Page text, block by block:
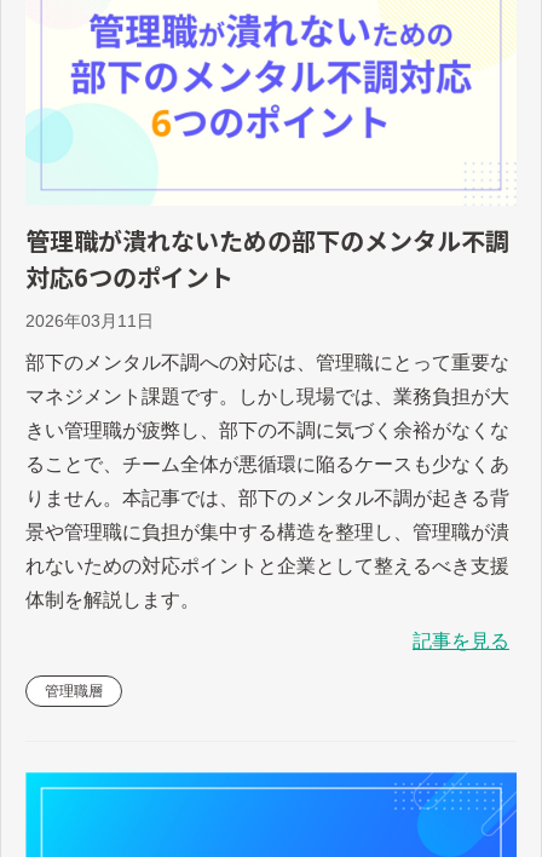
管理職が潰れないための部下のメンタル不調
対応6つのポイント
2026年03月11日
部下のメンタル不調への対応は、管理職にとって重要な
マネジメント課題です。しかし現場では、業務負担が大
きい管理職が疲弊し、部下の不調に気づく余裕がなくな
ることで、チーム全体が悪循環に陥るケースも少なくあ
りません。本記事では、部下のメンタル不調が起きる背
景や管理職に負担が集中する構造を整理し、管理職が潰
れないための対応ポイントと企業として整えるべき支援
体制を解説します。
記事を見る
管理職層